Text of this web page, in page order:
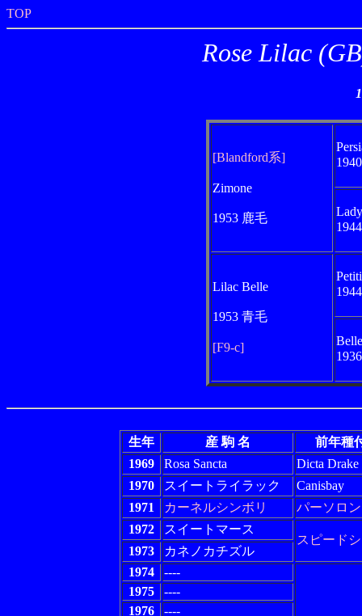
TOP
Rose Lilac
[Blandford系]
Zimone
1953 鹿毛
Lilac Belle
1953 青毛
[F9-c]
生年 産 駒 名
前年種
1969
Rosa Sancta
Dicta Drake
1970
スイートライラック
Canisbay
1971
カーネルシンボリ
パーソロン
1972
スイートマース
スピード
1973
カネノカチズル
1974
----
1975
----
1976
----